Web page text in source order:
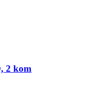
2 kom